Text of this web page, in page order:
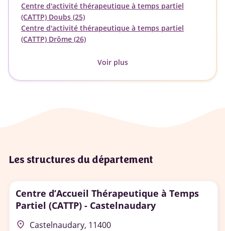
Centre d'activité thérapeutique à temps partiel
(CATTP) Doubs (25)
Centre d'activité thérapeutique à temps partiel
(CATTP) Drôme (26)
Voir plus
Les structures du département
Centre d’Accueil Thérapeutique à Temps
Partiel (CATTP) - Castelnaudary
place Castelnaudary, 11400